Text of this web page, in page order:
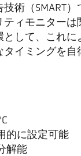
術（SMART
ィモニター
して、これに
イミングを
的に設定可能
解能